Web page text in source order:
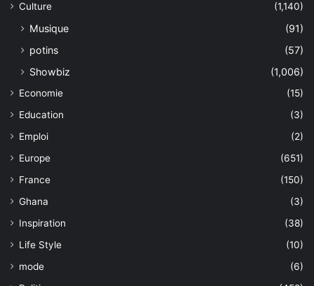
Culture
(1,140)
Musique
(91)
potins
(57)
Showbiz
(1,006)
Economie
(15)
Education
(3)
Emploi
(2)
Europe
(651)
France
(150)
Ghana
(3)
Inspiration
(38)
Life Style
(10)
mode
(6)